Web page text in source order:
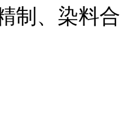
制、染料合